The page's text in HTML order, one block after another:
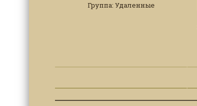
Группа: Удаленные